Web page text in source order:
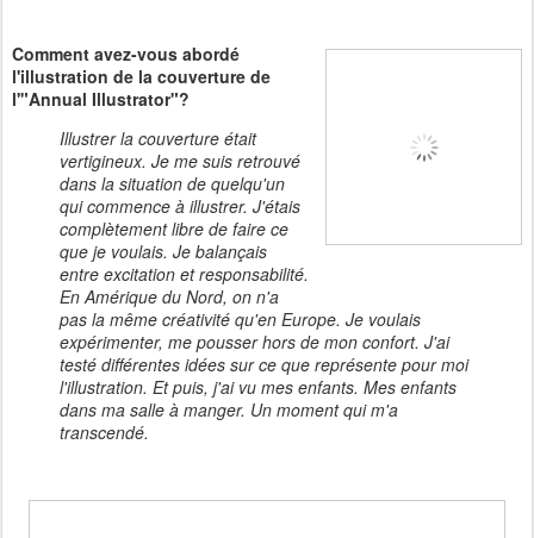
Comment avez-vous abordé
l'illustration de la couverture de
l'"Annual Illustrator"?
Illustrer la couverture était
vertigineux. Je me suis retrouvé
dans la situation de quelqu'un
qui commence à illustrer. J'étais
complètement libre de faire ce
que je voulais. Je balançais
entre excitation et responsabilité.
En Amérique du Nord, on n'a
pas la même créativité qu'en Europe. Je voulais
expérimenter, me pousser hors de mon confort. J'ai
testé différentes idées sur ce que représente pour moi
l'illustration. Et puis, j'ai vu mes enfants. Mes enfants
dans ma salle à manger. Un moment qui m'a
transcendé.